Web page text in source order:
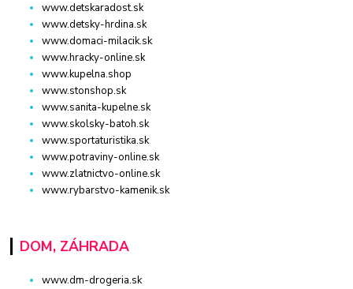
www.detskaradost.sk
www.detsky-hrdina.sk
www.domaci-milacik.sk
www.hracky-online.sk
www.kupelna.shop
www.stonshop.sk
www.sanita-kupelne.sk
www.skolsky-batoh.sk
www.sportaturistika.sk
www.potraviny-online.sk
www.zlatnictvo-online.sk
www.rybarstvo-kamenik.sk
DOM, ZÁHRADA
www.dm-drogeria.sk